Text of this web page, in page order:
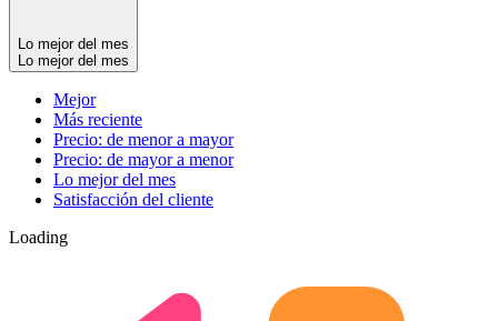
Lo mejor del mes
Lo mejor del mes
Mejor
Más reciente
Precio: de menor a mayor
Precio: de mayor a menor
Lo mejor del mes
Satisfacción del cliente
Loading